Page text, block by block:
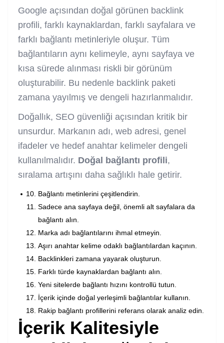
Google açısından doğal görünen backlink
profili, farklı kaynaklardan, farklı sayfalara ve
farklı bağlantı metinleriyle oluşur. Tüm
bağlantıların aynı kelimeyle, aynı sayfaya ve
kısa sürede alınması riskli bir görünüm
oluşturabilir. Bu nedenle backlink paketi
zamana yayılmış ve dengeli hazırlanmalıdır.
Doğallık, SEO güvenliği açısından kritik bir
unsurdur. Markanın adı, web adresi, genel
ifadeler ve hedef anahtar kelimeler dengeli
kullanılmalıdır. Doğal bağlantı profili,
sıralama artışını daha sağlıklı hale getirir.
Bağlantı metinlerini çeşitlendirin.
Sadece ana sayfaya değil, önemli alt sayfalara da
bağlantı alın.
Marka adı bağlantılarını ihmal etmeyin.
Aşırı anahtar kelime odaklı bağlantılardan kaçının.
Backlinkleri zamana yayarak oluşturun.
Farklı türde kaynaklardan bağlantı alın.
Yeni sitelerde bağlantı hızını kontrollü tutun.
İçerik içinde doğal yerleşimli bağlantılar kullanın.
Rakip bağlantı profillerini referans olarak analiz edin.
İçerik Kalitesiyle